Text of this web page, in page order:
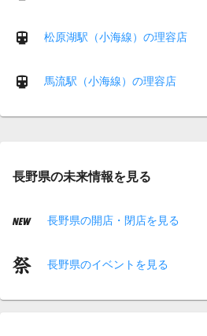
松原湖駅（小海線）の理容店
馬流駅（小海線）の理容店
長野県の未来情報を見る
長野県の開店・閉店を見る
長野県のイベントを見る